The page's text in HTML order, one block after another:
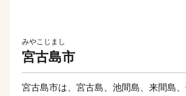
みやこじまし
宮古島市
宮古島市は、宮古島、池間島、来間島